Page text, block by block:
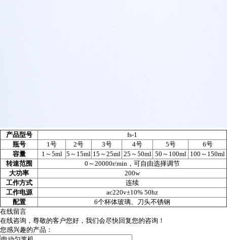
产品型号
fs-1
瓶号
1号 2号 3号 4号 5号 6号
容量
1 ～5ml 5 ～ 15ml 15 ～25ml 25 ～50ml 50 ～ 100ml 100 ～ 150ml
转速范围
0 ～20000r/min ，可自由选择调节
大功率
200w
工作方式
连续
工作电源
ac220v±10% 50hz
配置
6个杯体玻璃、刀头不锈钢
在线留言
在线咨询，尊敬的客户您好，我们会尽快回复您的咨询！
您感兴趣的产品：